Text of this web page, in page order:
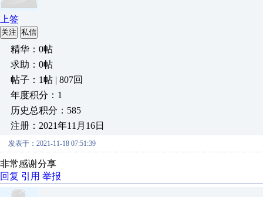
上签
关注 私信
精华：0帖
求助：0帖
帖子：1帖 | 807回
年度积分：1
历史总积分：585
注册：2021年11月16日
发表于：2021-11-18 07:51:39
非常感谢分享
回复 引用 举报